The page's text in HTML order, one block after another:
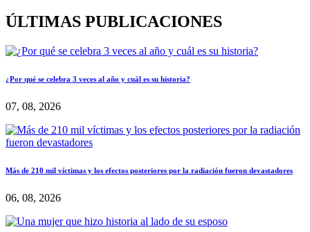
ÚLTIMAS PUBLICACIONES
¿Por qué se celebra 3 veces al año y cuál es su historia?
07, 08, 2026
Más de 210 mil víctimas y los efectos posteriores por la radiación fueron devastadores
06, 08, 2026